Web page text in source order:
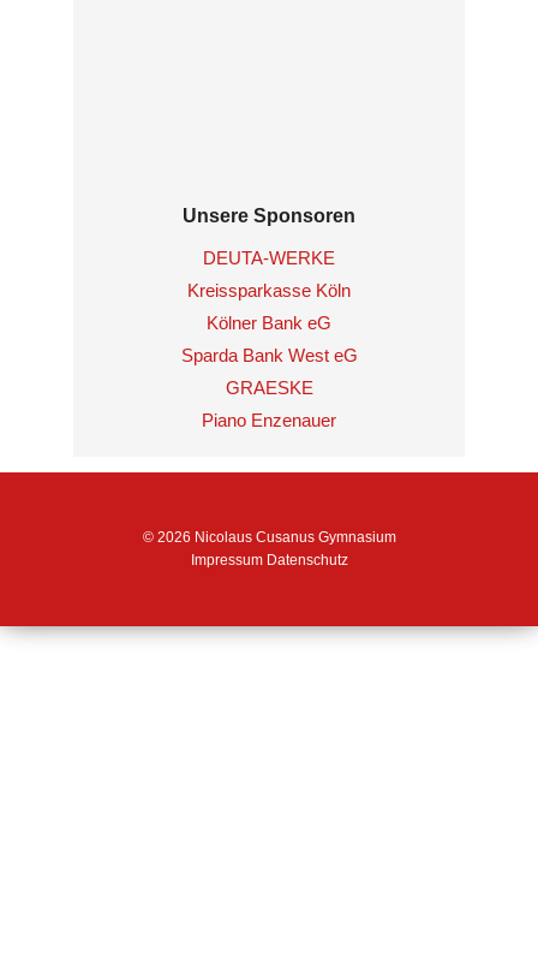
Unsere Sponsoren
DEUTA-WERKE
Kreissparkasse Köln
Kölner Bank eG
Sparda Bank West eG
GRAESKE
Piano Enzenauer
© 2026 Nicolaus Cusanus Gymnasium
Impressum Datenschutz